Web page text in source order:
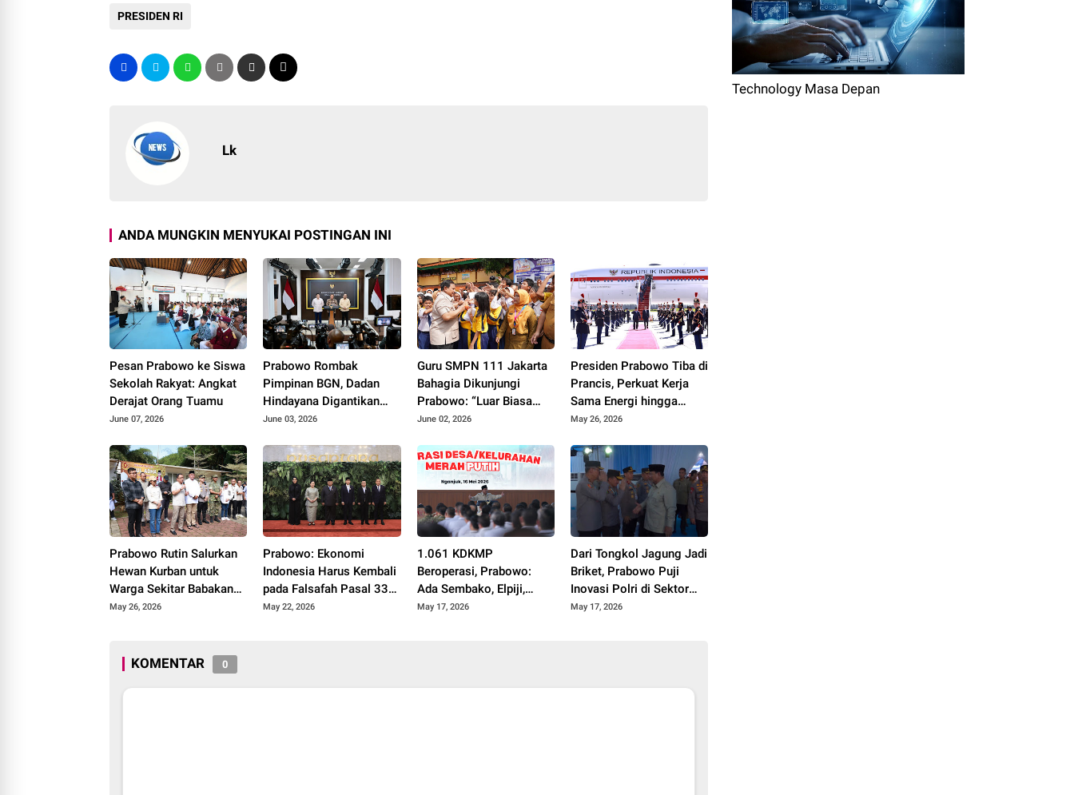
PRESIDEN RI
Lk
ANDA MUNGKIN MENYUKAI POSTINGAN INI
Pesan Prabowo ke Siswa
Sekolah Rakyat: Angkat
Derajat Orang Tuamu
June 07, 2026
Prabowo Rombak
Pimpinan BGN, Dadan
Hindayana Digantikan
Nanik S Deyang
June 03, 2026
Guru SMPN 111 Jakarta
Bahagia Dikunjungi
Prabowo: “Luar Biasa
Bangga!”
June 02, 2026
Presiden Prabowo Tiba di
Prancis, Perkuat Kerja
Sama Energi hingga
Pertahanan
May 26, 2026
Prabowo Rutin Salurkan
Hewan Kurban untuk
Warga Sekitar Babakan
Madang Hambalang
May 26, 2026
Prabowo: Ekonomi
Indonesia Harus Kembali
pada Falsafah Pasal 33
UUD 1945
May 22, 2026
1.061 KDKMP
Beroperasi, Prabowo:
Ada Sembako, Elpiji,
Pupuk, Obat hingga
May 17, 2026
Dari Tongkol Jagung Jadi
Briket, Prabowo Puji
Inovasi Polri di Sektor
Pangan
May 17, 2026
KOMENTAR 0
Technology Masa Depan